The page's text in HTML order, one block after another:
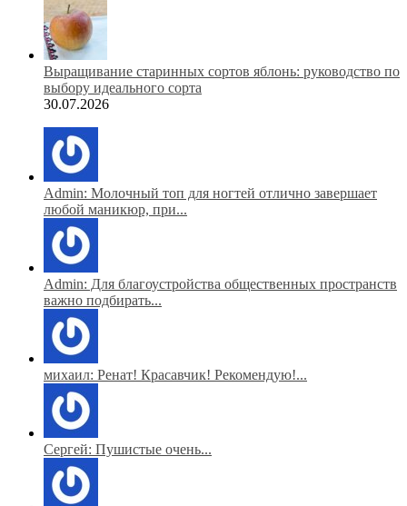
Выращивание старинных сортов яблонь: руководство по
выбору идеального сорта
30.07.2026
Admin: Молочный топ для ногтей отлично завершает
любой маникюр, при...
Admin: Для благоустройства общественных пространств
важно подбирать...
михаил: Ренат! Красавчик! Рекомендую!...
Сергей: Пушистые очень...